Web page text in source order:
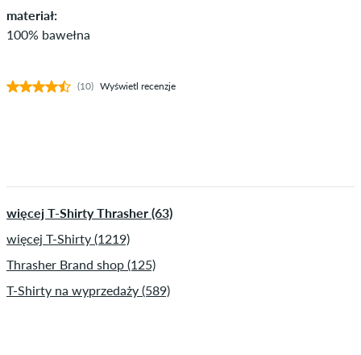
materiał:
100% bawełna
(10) Wyświetl recenzje
więcej T-Shirty Thrasher (63)
więcej T-Shirty (1219)
Thrasher Brand shop (125)
T-Shirty na wyprzedaży (589)